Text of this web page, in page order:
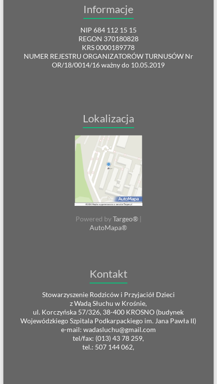
Informacje
NIP 684 112 15 15
REGON 370180828
KRS 0000189778
NUMER REJESTRU ORGANIZATORÓW TURNUSÓW Nr
OR/18/0014/16 ważny do 10.05.2019
Lokalizacja
Powered byTargeo®|
AutoMapa®
Kontakt
Stowarzyszenie Rodziców i Przyjaciół Dzieci
z Wadą Słuchu w Krośnie,
ul. Korczyńska 57/326, 38-400 KROSNO (budynek
Wojewódzkiego Szpitala Podkarpackiego im. Jana Pawła II)
e-mail: wadasluchu@gmail.com
tel/fax: (013) 43 78 259,
tel.: 507 144 062,